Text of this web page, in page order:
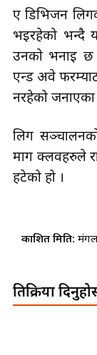
ए डिभिजन
भइरहेको भन्दै
उनको भनाइ
एन्ड अवे
नरहेको जनाएका
लिग
माग क्लवहरुले
हटेको हो ।
प्रकाशित मिति:
प्रतिक्रिया